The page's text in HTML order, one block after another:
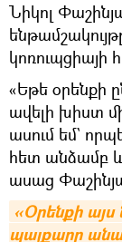
Նիկոլ
«Եթե օրենքի
ավելի խիստ
ասում եմ`
հետ անձամբ և
ասաց
«Օրենքի
պայքարը